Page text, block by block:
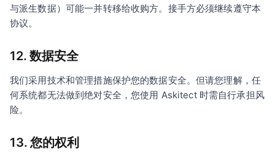
与派生数据）可能一并转移给收购方。接手方必须继续遵守本
协议。
12. 数据安全
我们采用技术和管理措施保护您的数据安全。但请您理解，任
何系统都无法做到绝对安全，您使用 Askitect 时需自行承担风
险。
13. 您的权利